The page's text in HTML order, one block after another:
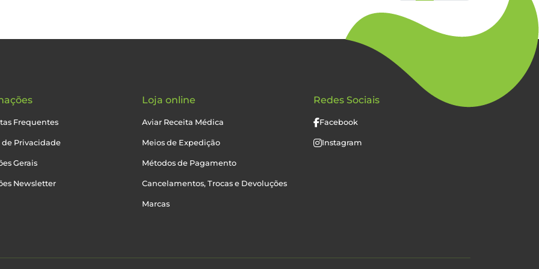
Frequentes
Privacidade
Gerais
Newsletter
Loja online
Aviar Receita Médica
Meios de Expedição
Métodos de Pagamento
Cancelamentos, Trocas e Devoluções
Marcas
Redes Sociais
Facebook
Instagram